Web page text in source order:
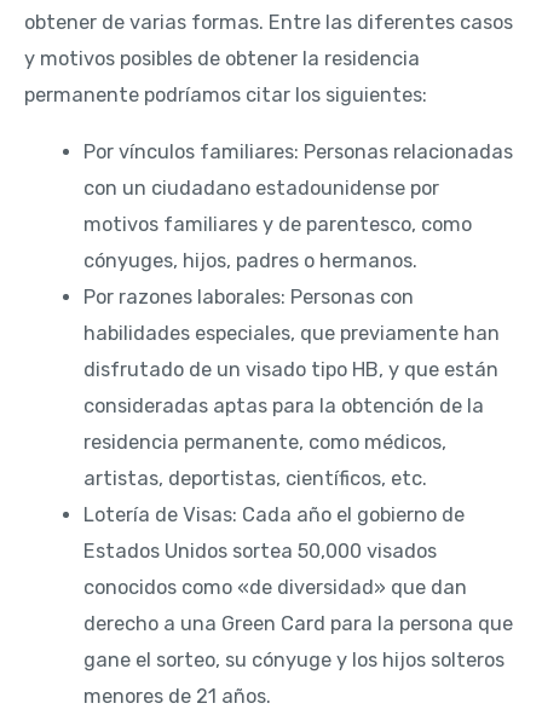
obtener de varias formas. Entre las diferentes casos
y motivos posibles de obtener la residencia
permanente podríamos citar los siguientes:
Por vínculos familiares: Personas relacionadas
con un ciudadano estadounidense por
motivos familiares y de parentesco, como
cónyuges, hijos, padres o hermanos.
Por razones laborales: Personas con
habilidades especiales, que previamente han
disfrutado de un visado tipo HB, y que están
consideradas aptas para la obtención de la
residencia permanente, como médicos,
artistas, deportistas, científicos, etc.
Lotería de Visas: Cada año el gobierno de
Estados Unidos sortea 50,000 visados
conocidos como «de diversidad» que dan
derecho a una Green Card para la persona que
gane el sorteo, su cónyuge y los hijos solteros
menores de 21 años.